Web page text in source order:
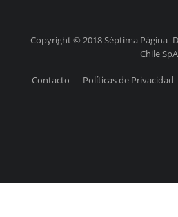
Copyright © 2018 Séptima Página-
Chile
Contacto Políticas de Privacidad